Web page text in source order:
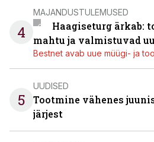
4
MAJANDUSTULEMUSED
Haagiseturg ärkab:
mahtu ja valmistuvad
Bestnet avab uue müügi- ja
5
UUDISED
Tootmine vähenes
järjest